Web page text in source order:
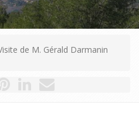
de M. Gérald Darmanin